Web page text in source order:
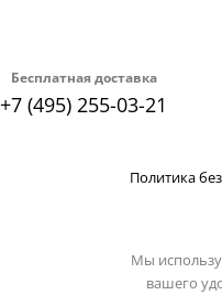
Бесплатная доставка
+7 (495) 255-03-21
Политика
Мы
вашего